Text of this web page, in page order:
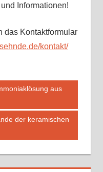
Informationen!
das Kontaktformular
kontakt/
aus
der keramischen